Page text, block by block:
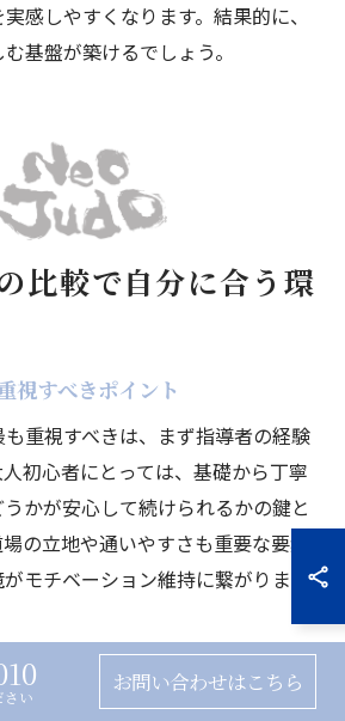
感しやすくなります。結果的に、
基盤が築けるでしょう。
比較で自分に合う環
視すべきポイント
重視すべきは、まず指導者の経験
初心者にとっては、基礎から丁寧
かが安心して続けられるかの鍵と
の立地や通いやすさも重要な要素
モチベーション維持に繋がりま
模や練習時間、クラスの人数なども
。少人数制で個別指導が充実してい
い
お問い合わせはこちら